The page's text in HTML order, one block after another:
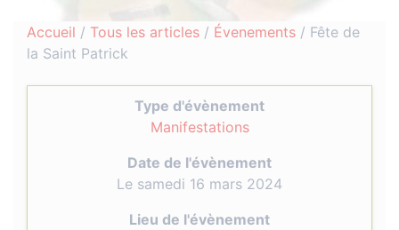
Accueil / Tous les articles / Évenements / Fête de
la Saint Patrick
Type d'évènement
Manifestations
Date de l'évènement
Le samedi 16 mars 2024
Lieu de l'évènement